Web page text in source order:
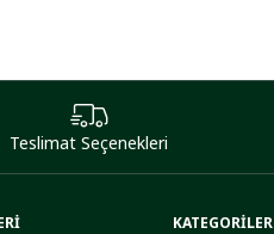
Teslimat Seçenekleri
KATEGORİLER